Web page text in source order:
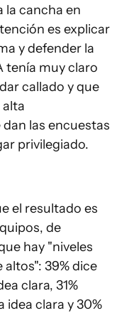
la cancha en
es explicar
y defender la
tenía muy claro
callado y que
las encuestas
privilegiado.
el resultado es
de
hay "niveles
39% dice
clara, 31%
idea clara y 30%